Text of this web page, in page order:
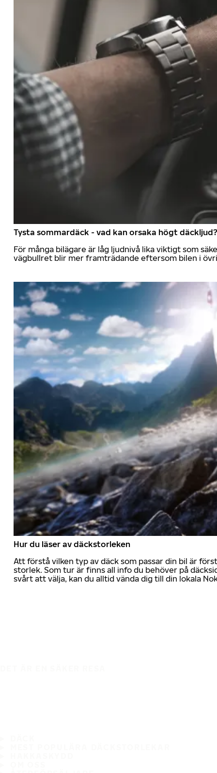
Tysta sommardäck - vad kan orsaka högt däckljud?
För många bilägare är låg ljudnivå lika viktigt som
vägbullret blir mer framträdande eftersom bilen i
Hur du läser av däckstorleken
Att förstå vilken typ av däck som passar din bil är
storlek. Som tur är finns all info du behöver på
svårt att välja, kan du alltid vända dig till din lokala